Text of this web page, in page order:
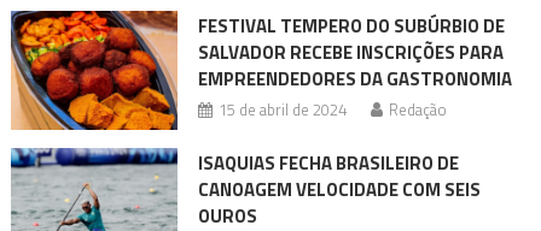
FESTIVAL TEMPERO DO SUBÚRBIO DE
SALVADOR RECEBE INSCRIÇÕES PARA
EMPREENDEDORES DA GASTRONOMIA
15 de abril de 2024 Redação
ISAQUIAS FECHA BRASILEIRO DE
CANOAGEM VELOCIDADE COM SEIS
OUROS